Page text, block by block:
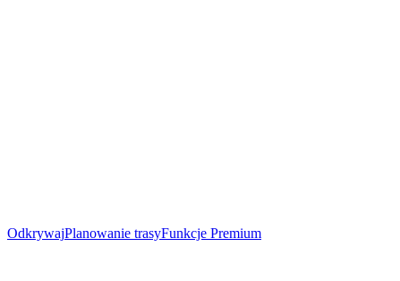
OdkrywajPlanowanie trasyFunkcje Premium